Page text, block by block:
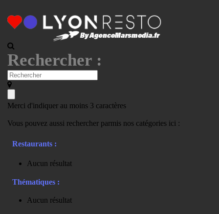
Rechercher :
Merci d'indiquer au moins 3 caractères
Vous pouvez aussi rechercher parmis nos catégories ici :
Restaurants :
Aucun résultat
Thématiques :
Aucun résultat